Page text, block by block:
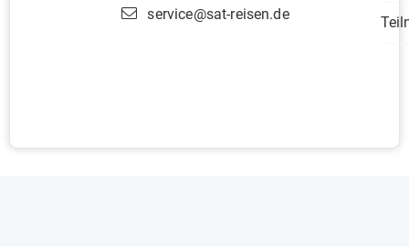
service@sat-reisen.de